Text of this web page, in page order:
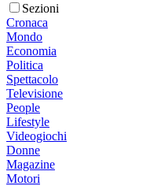
Sezioni
Cronaca
Mondo
Economia
Politica
Spettacolo
Televisione
People
Lifestyle
Videogiochi
Donne
Magazine
Motori